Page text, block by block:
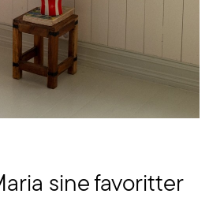
sine favoritter